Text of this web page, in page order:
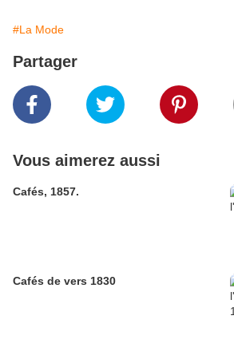
#La Mode
Partager
Vous aimerez aussi
Cafés, 1857.
Cafés de vers 1830